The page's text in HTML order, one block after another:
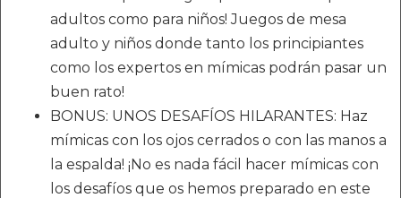
adultos como para niños! Juegos de mesa
adulto y niños donde tanto los principiantes
como los expertos en mímicas podrán pasar un
buen rato!
BONUS: UNOS DESAFÍOS HILARANTES: Haz
mímicas con los ojos cerrados o con las manos a
la espalda! ¡No es nada fácil hacer mímicas con
los desafíos que os hemos preparado en este